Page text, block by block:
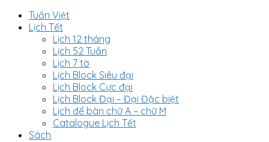
Tuấn Việt
Lịch Tết
Lịch 12 tháng
Lịch 52 Tuần
Lịch 7 tờ
Lịch Block Siêu đại
Lịch Block Cực đại
Lịch Block Đại – Đại Đặc biệt
Lịch để bàn chữ A – chữ M
Catalogue Lịch Tết
Sách